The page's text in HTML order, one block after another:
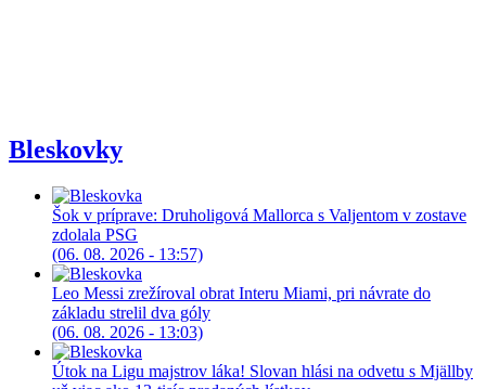
Bleskovky
Šok v príprave: Druholigová Mallorca s Valjentom v zostave
zdolala PSG
(06. 08. 2026 - 13:57)
Leo Messi zrežíroval obrat Interu Miami, pri návrate do
základu strelil dva góly
(06. 08. 2026 - 13:03)
Útok na Ligu majstrov láka! Slovan hlási na odvetu s Mjällby